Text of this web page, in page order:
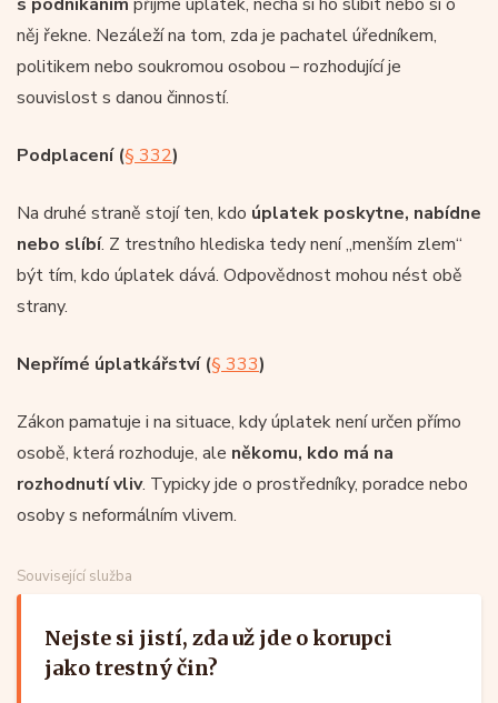
něj řekne. Nezáleží na tom, zda je pachatel úředníkem,
politikem nebo soukromou osobou – rozhodující je
souvislost s danou činností.
Podplacení (§ 332)
Na druhé straně stojí ten, kdo úplatek poskytne, nabídne
nebo slíbí. Z trestního hlediska tedy není „menším zlem“
být tím, kdo úplatek dává. Odpovědnost mohou nést obě
strany.
Nepřímé úplatkářství (§ 333)
Zákon pamatuje i na situace, kdy úplatek není určen přímo
osobě, která rozhoduje, ale někomu, kdo má na
rozhodnutí vliv. Typicky jde o prostředníky, poradce nebo
osoby s neformálním vlivem.
Související služba
Nejste si jistí, zda už jde o korupci
jako trestný čin?